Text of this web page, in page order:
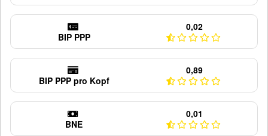
BIP PPP
0,02
BIP PPP pro Kopf
0,89
BNE
0,01